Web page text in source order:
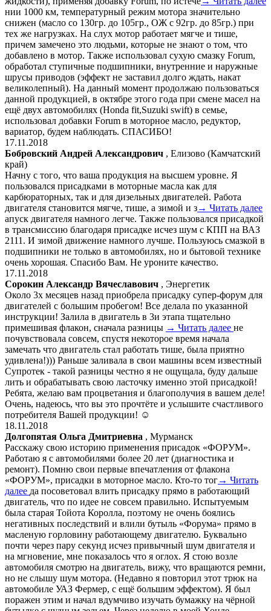
нии 1000 км, температурный режим мотора значительно
снижен (масло со 130гр. до 105гр., ОЖ с 92гр. до 85гр.) при
тех же нагрузках. На слух мотор работает мягче и тише,
причем замечено это людьми, которые не знают о том, что
добавлено в мотор. Также использовал сухую смазку Forum,
обработал ступичные подшипники, внутренние и наружные
шрусы приводов (эффект не заставил долго ждать, накат
великолепный). На данный момент продолжаю пользоваться
данной продукцией, в октябре этого года при смене масел на
ещё двух автомобилях (Honda fit,Suzuki swift) в семье,
использовал добавки Forum в моторное масло, редуктор,
вариатор, будем наблюдать. СПАСИБО!
17.11.2018
Бобровский Андрей Александрович , Елизово (Камчатский
край)
Начну с того, что ваша продукция на высшем уровне. Я
пользовался присадками в моторные масла как для
карбюраторных, так и для дизельных двигателей. Работа
двигателя становится мягче, тише, а зимой и з→ Читать далее
апуск двигателя намного легче. Также пользовался присадкой
в трансмиссию благодаря присадке исчез шум с КПП на ВАЗ
2111. И зимой движение намного лучше. Пользуюсь смазкой в
подшипники не только в автомобилях, но и бытовой технике
очень хорошая. Спасибо Вам. Не уроните качество.
17.11.2018
Сорокин Александр Вячеславович , Энергетик
Около 3х месяцев назад приобрела присадку супер-форум для
двигателей с большим пробегом! Все делала по указанной
инструкции! Залила в двигатель в 3и этапа тщательно
примешивая флакон, сначала разницы → Читать далее не
почувствовала совсем, спустя некоторое время начала
замечать что двигатель стал работать тише, была приятно
удивлена!))) Раньше заливала в свои машины всем известный
Супротек - такой разницы честно я не ощущала, буду дальше
лить и обрабатывать свою ласточку именно этой присадкой!
Ребята, желаю вам процветания и благополучия в вашем деле!
Очень, надеюсь, что вы это прочтёте и услышите счастливого
потребителя Вашей продукции! ☺️
18.11.2018
Долгопятая Ольга Дмитриевна , Мурманск
Расскажу свою историю применения присадок «ФОРУМ».
Работаю я с автомобилями более 20 лет (диагностика и
ремонт). Помню свои первые впечатления от флакона
«ФОРУМ», присадки в моторное масло. Кто-то тог→ Читать
далее да посоветовал влить присадку прямо в работающий
двигатель, что по идее не совсем правильно. Испытуемым
была старая Тойота Королла, поэтому не очень боялись
негативных последствий и влили бутыль «Форума» прямо в
масленую горловину работающему двигателю. Буквально
почти через пару секунд исчез привычный шум двигателя и
на мгновение, мне показалось что я оглох. Я стою возле
автомобиля смотрю на двигатель, вижу, что вращаются ремни,
но не слышу шум мотора. (Недавно я повторил этот трюк на
автомобиле УАЗ Фермер, с ещё большим эффектом). Я был
поражен этим и начал вдумчиво изучать бумажку на чёрной